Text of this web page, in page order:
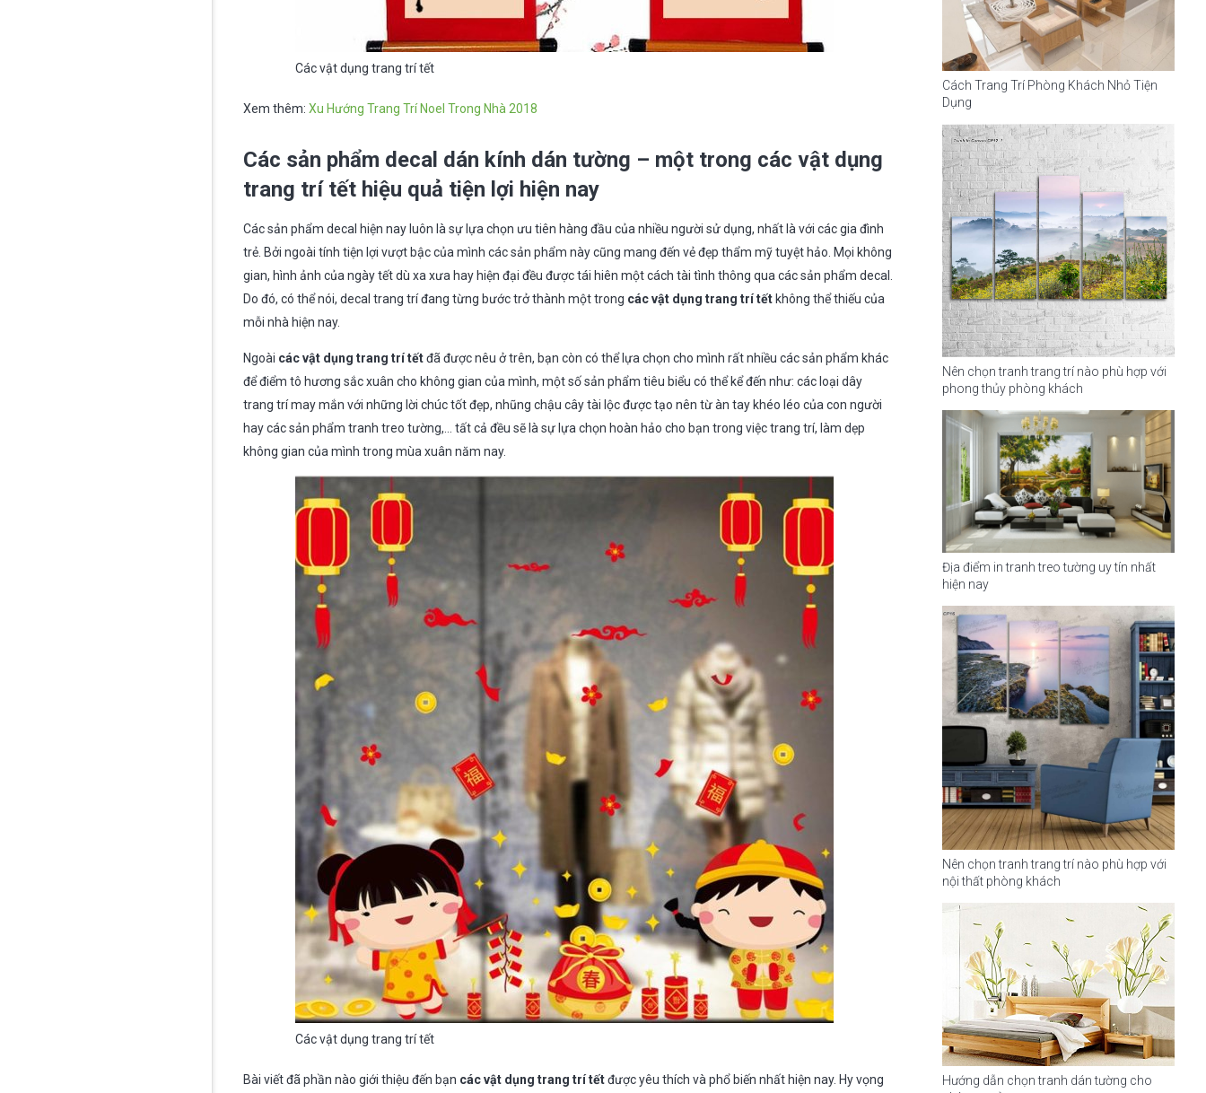
Các vật dụng trang trí tết
Xem thêm: Xu Hướng Trang Trí Noel Trong Nhà 2018
Các sản phẩm decal dán kính dán tường – một trong các vật dụng
trang trí tết hiệu quả tiện lợi hiện nay
Các sản phẩm decal hiện nay luôn là sự lựa chọn ưu tiên hàng đầu của nhiều người sử dụng, nhất là với các gia đình
trẻ. Bởi ngoài tính tiện lợi vượt bậc của mình các sản phẩm này cũng mang đến vẻ đẹp thẩm mỹ tuyệt hảo. Mọi không
gian, hình ảnh của ngày tết dù xa xưa hay hiện đại đều được tái hiên một cách tài tình thông qua các sản phẩm decal.
Do đó, có thể nói, decal trang trí đang từng bước trở thành một trong các vật dụng trang trí tết không thể thiếu của
mỗi nhà hiện nay.
Ngoài các vật dụng trang trí tếtđã được nêu ở trên, bạn còn có thể lựa chọn cho mình rất nhiều các sản phẩm khác
để điểm tô hương sắc xuân cho không gian của mình, một số sản phẩm tiêu biểu có thể kể đến như: các loại dây
trang trí may mắn với những lời chúc tốt đẹp, nhũng chậu cây tài lộc được tạo nên từ àn tay khéo léo của con người
hay các sản phẩm tranh treo tường,… tất cả đều sẽ là sự lựa chọn hoàn hảo cho bạn trong việc trang trí, làm dẹp
không gian của mình trong mùa xuân năm nay.
Các vật dụng trang trí tết
Bài viết đã phần nào giới thiệu đến bạn các vật dụng trang trí tếtđược yêu thích và phổ biến nhất hiện nay. Hy vọng
Cách Trang Trí Phòng Khách Nhỏ Tiện
Dụng
Nên chọn tranh trang trí nào phù hợp với
phong thủy phòng khách
Địa điểm in tranh treo tường uy tín nhất
hiện nay
Nên chọn tranh trang trí nào phù hợp với
nội thất phòng khách
Hướng dẫn chọn tranh dán tường cho